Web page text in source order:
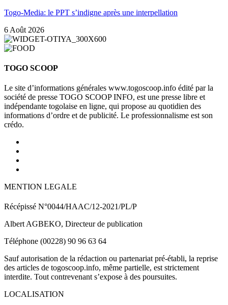
Togo-Media: le PPT s’indigne après une interpellation
6 Août 2026
TOGO SCOOP
Le site d’informations générales www.togoscoop.info édité par la
société de presse TOGO SCOOP INFO, est une presse libre et
indépendante togolaise en ligne, qui propose au quotidien des
informations d’ordre et de publicité. Le professionnalisme est son
crédo.
MENTION LEGALE
Récépissé N°0044/HAAC/12-2021/PL/P
Albert AGBEKO, Directeur de publication
Téléphone (00228) 90 96 63 64
Sauf autorisation de la rédaction ou partenariat pré-établi, la reprise
des articles de togoscoop.info, même partielle, est strictement
interdite. Tout contrevenant s’expose à des poursuites.
LOCALISATION